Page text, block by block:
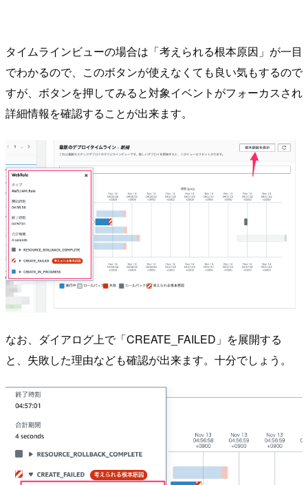
タイムラインビューの場合は「考えられる根本原因」が一目
でわかるので、このボタンが使えなくても良い気もするので
すが、ボタンを押してみると対象イベントがフォーカスされ
詳細情報を確認することが出来ます。
なお、ダイアログ上で「CREATE_FAILED」を展開する
と、失敗した理由なども確認が出来ます。十分でしょう。